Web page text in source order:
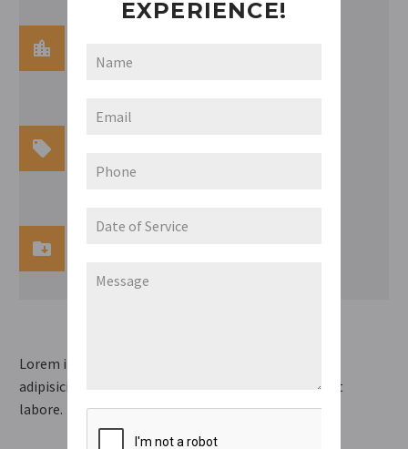

2.0 g

1.7 g

PRICE
Lorem ipsum dolor sit amet elit sedi, consectetur
adipisicing elit, sed do eiusmod tempor incididunt ut
labore.
EXPERIENCE!